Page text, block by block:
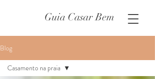
Guia Casar Bem
Blog
Casamento na praia